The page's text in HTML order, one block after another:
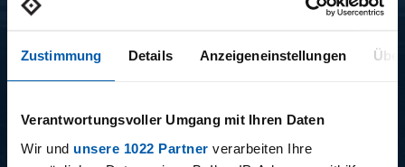
Zustimmung Details Anzeigeneinstellungen
Verantwortungsvoller Umgang mit Ihren Daten
Wir und unsere 1022 Partner verarbeiten Ihre
15.12.2025 11.12.2025
BUNDESLIGA SAISON 2025/2026